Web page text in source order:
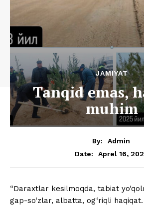
JAMIYAT
Tanqid emas,
muhim
By:
Admin
Date:
Aprel 16,
“Daraxtlar kesilmoqda, tabiat
gap-so‘zlar, albatta, og‘riqli